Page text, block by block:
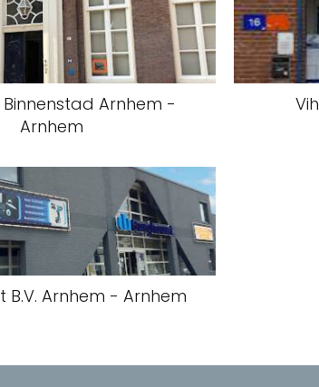
Arnhem -
Arnhem
B.V. Arnhem - Arnhem